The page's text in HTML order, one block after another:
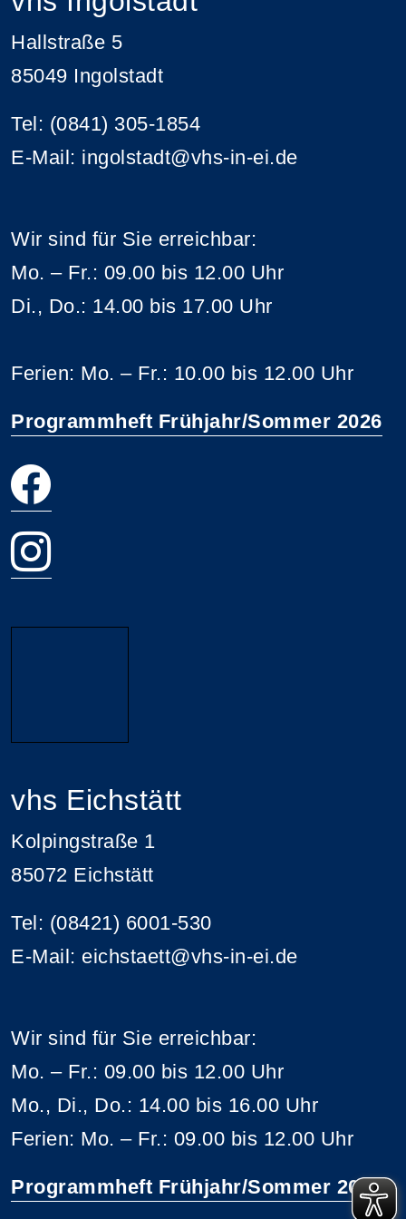
Hallstraße 5
85049 Ingolstadt
Tel: (0841) 305-1854
E-Mail: ingolstadt@vhs-in-ei.de
Wir sind für Sie erreichbar:
Mo. – Fr.: 09.00 bis 12.00 Uhr
Di., Do.: 14.00 bis 17.00 Uhr
Ferien: Mo. – Fr.: 10.00 bis 12.00 Uhr
Programmheft Frühjahr/Sommer 2026
vhs Eichstätt
Kolpingstraße 1
85072 Eichstätt
Tel: (08421) 6001-530
E-Mail: eichstaett@vhs-in-ei.de
Wir sind für Sie erreichbar:
Mo. – Fr.: 09.00 bis 12.00 Uhr
Mo., Di., Do.: 14.00 bis 16.00 Uhr
Ferien: Mo. – Fr.: 09.00 bis 12.00 Uhr
Programmheft Frühjahr/Sommer 2026